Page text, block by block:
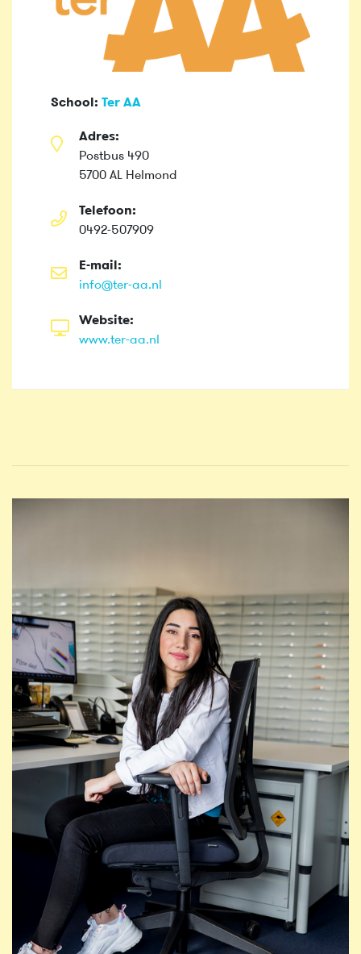
School: Ter AA
Adres:
Postbus 490
5700 AL Helmond
Telefoon:
0492-507909
E-mail:
info@ter-aa.nl
Website:
www.ter-aa.nl